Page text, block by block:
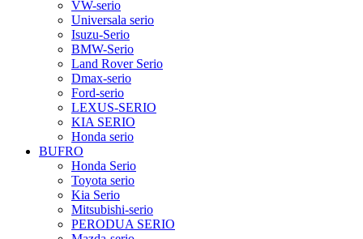
VW-serio
Universala serio
Isuzu-Serio
BMW-Serio
Land Rover Serio
Dmax-serio
Ford-serio
LEXUS-SERIO
KIA SERIO
Honda serio
BUFRO
Honda Serio
Toyota serio
Kia Serio
Mitsubishi-serio
PERODUA SERIO